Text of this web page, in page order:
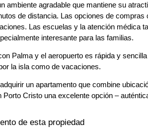
ambiente agradable que mantiene su
de distancia. Las opciones de
Las escuelas y la atención médica
interesante para las familias.
Palma y el aeropuerto es rápida y
la isla como de vacaciones.
un apartamento que combine
Porto Cristo una excelente opción –
de esta propiedad